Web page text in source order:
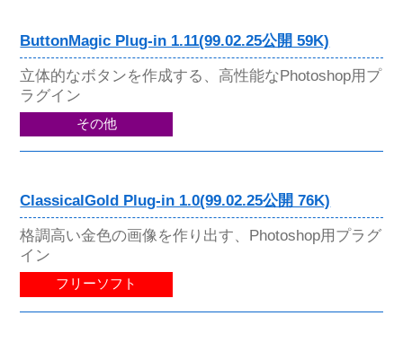
ButtonMagic Plug-in 1.11(99.02.25公開 59K)
立体的なボタンを作成する、高性能なPhotoshop用プ
ラグイン
その他
ClassicalGold Plug-in 1.0(99.02.25公開 76K)
格調高い金色の画像を作り出す、Photoshop用プラグ
イン
フリーソフト